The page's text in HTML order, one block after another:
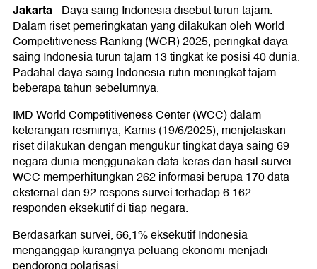
Jakarta-Daya saing Indonesia disebut turun tajam.
Dalam riset pemeringkatan yang dilakukan oleh World
Competitiveness Ranking (WCR) 2025, peringkat daya
saing Indonesia turun tajam 13 tingkat ke posisi 40 dunia.
Padahal daya saing Indonesia rutin meningkat tajam
beberapa tahun sebelumnya.
IMD World Competitiveness Center (WCC) dalam
keterangan resminya, Kamis (19/6/2025), menjelaskan
riset dilakukan dengan mengukur tingkat daya saing 69
negara dunia menggunakan data keras dan hasil survei.
WCC memperhitungkan 262 informasi berupa 170 data
eksternal dan 92 respons survei terhadap 6.162
responden eksekutif di tiap negara.
Berdasarkan survei, 66,1% eksekutif Indonesia
menganggap kurangnya peluang ekonomi menjadi